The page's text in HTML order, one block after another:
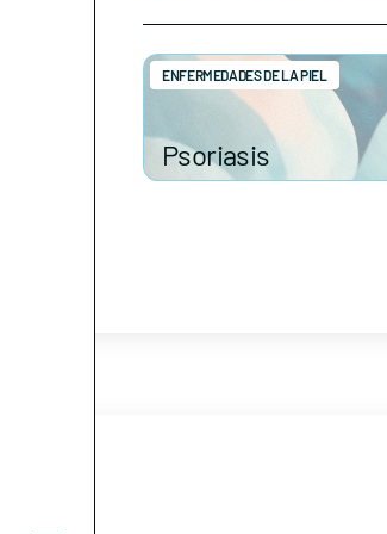
Psoriasis
ENFERMEDADES DE LA PIEL